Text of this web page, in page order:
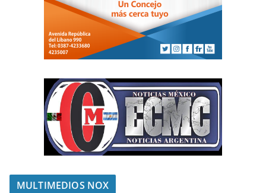
MULTIMEDIOS NOX